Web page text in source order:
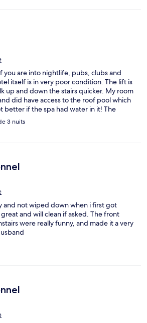
you are into nightlife, pubs, clubs and
itself is in very poor condition. The lift is
up and down the stairs quicker. My room
did have access to the roof pool which
better if the spa had water in it! The
terrible and when turned on would
When I asked to have it fixed they
it. Apart from that I thought it was way
the overall condition of the property
staff were mostly helpful apart from
don't expect much if you go there as
3 nuits
and not wiped down when i first got
and will clean if asked. The front
were really funny, and made it a very